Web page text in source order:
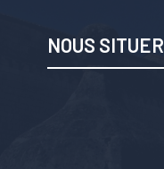
NOUS SITUER